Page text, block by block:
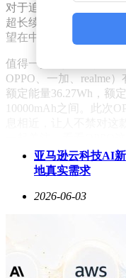
对于追求高性价比的消
超长续航、不错的屏幕
望在中端市场占据一席
值得一提的是，去年11
OPPO、一加、realme
额定能量36.27Wh，额
10000mAh之间。此次
反响。亚马逊云科技AI
地真实需求
2026-06-03